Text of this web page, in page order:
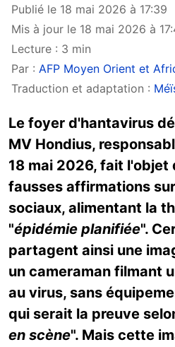
Publié le 18 mai 2026 à 17:39
Mis à jour le 18 mai 2026 à
Lecture : 3 min
Par : AFP Moyen Orient et
Traduction et adaptation :
Le foyer d'hantavirus
MV Hondius,
18 mai 2026, fait l'objet
fausses affirmations
sociaux, alimentant la
"épidémie planifiée".
partagent ainsi une
un cameraman filmant
au virus, sans
qui serait la preuve
en scène". Mais cette